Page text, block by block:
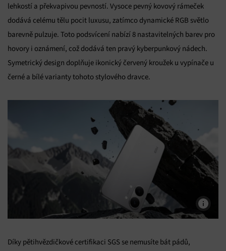
lehkostí a překvapivou pevností. Vysoce pevný kovový rámeček
dodává celému tělu pocit luxusu, zatímco dynamické RGB světlo
barevně pulzuje. Toto podsvícení nabízí 8 nastavitelných barev pro
hovory i oznámení, což dodává ten pravý kyberpunkový nádech.
Symetrický design doplňuje ikonický červený kroužek u vypínače u
černé a bílé varianty tohoto stylového dravce.
Díky pětihvězdičkové certifikaci SGS se nemusíte bát pádů,